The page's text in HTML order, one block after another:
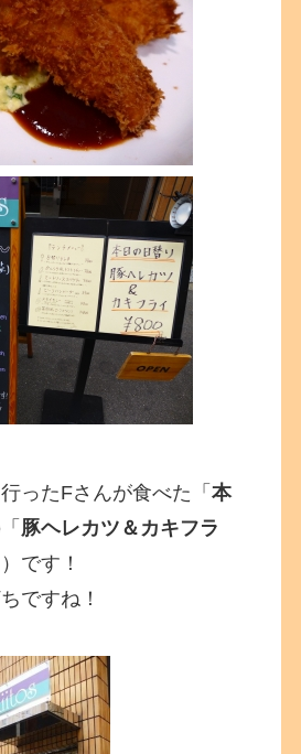
ったFさんが食べた「本
豚ヘレカツ＆カキフラ
です！
ですね！